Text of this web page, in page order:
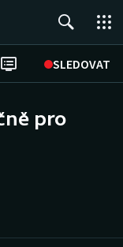
SLEDOVAT
pro